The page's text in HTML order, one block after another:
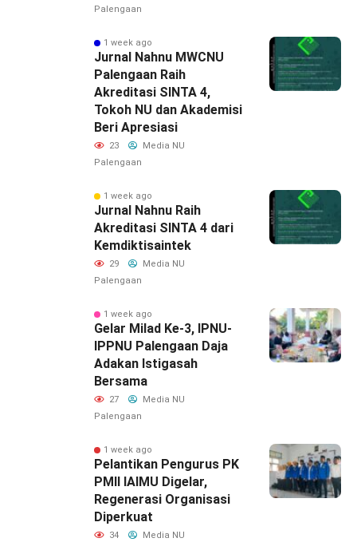
Palengaan
1 week ago
Jurnal Nahnu MWCNU
Palengaan Raih
Akreditasi SINTA 4,
Tokoh NU dan Akademisi
Beri Apresiasi
23
Media NU
Palengaan
1 week ago
Jurnal Nahnu Raih
Akreditasi SINTA 4 dari
Kemdiktisaintek
29
Media NU
Palengaan
1 week ago
‎Gelar Milad Ke-3, IPNU-
IPPNU Palengaan Daja
Adakan Istigasah
Bersama
27
Media NU
Palengaan
1 week ago
Pelantikan Pengurus PK
PMII IAIMU Digelar,
Regenerasi Organisasi
Diperkuat
34
Media NU